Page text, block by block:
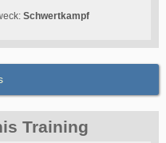
Schwertkampf
Training